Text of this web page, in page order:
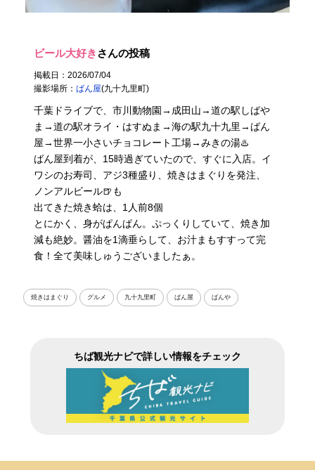
ビール大好き さんの投稿
掲載日：2026/07/04
撮影場所：ばん屋(九十九里町)
千葉ドライブで、市川動物園→成田山→道の駅しばや
ま→道の駅オライ・はすぬま→海の駅九十九里→ばん
屋→世界一小さいチョコレート工場→みきの湯♨️
ばん屋到着が、15時過ぎていたので、すぐに入店。イ
ワシのお寿司、アジ3種盛り、焼きはまぐりを発注、
ノンアルビール🍺も
出てきた焼き蛤は、1人前8個
とにかく、身がぱんぱん。ぷっくりしていて、焼き加
減も絶妙。醤油を1滴垂らして、お汁まもすすって完
食！全て美味しゅうございましたぁ。
焼きはまぐり グルメ 九十九里町 ばん屋 ばんや
ちば観光ナビで詳しい情報をチェック